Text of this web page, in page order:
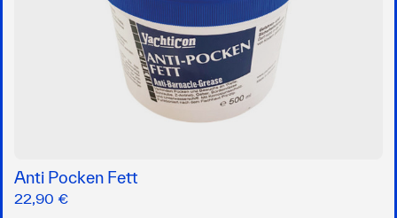
Anti Pocken Fett
22,90 €